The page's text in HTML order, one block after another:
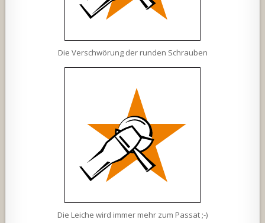
Die Verschwörung der runden Schrauben
Die Leiche wird immer mehr zum Passat ;-)